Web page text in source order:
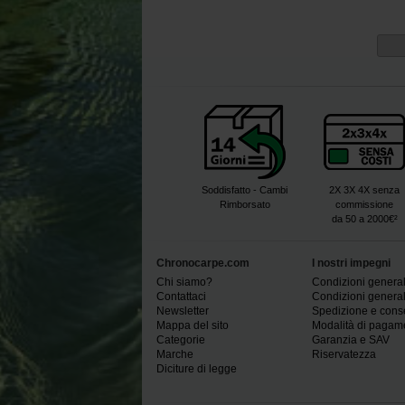
Soddisfatto - Cambi
Rimborsato
2X 3X 4X senza
commissione
da 50 a 2000€²
Chronocarpe.com
Chi siamo?
Contattaci
Newsletter
Mappa del sito
Categorie
Marche
Diciture di legge
I nostri impegni
Condizioni
Condizioni
Spedizione e
Modalità di
Garanzia e SAV
Riservatezza